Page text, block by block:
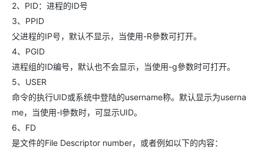
2、PID：进程的ID号
3、PPID
父进程的IP号，默认不显示，当使用-R參数可打开。
4、PGID
进程组的ID编号，默认也不会显示，当使用-g參数时可打开。
5、USER
命令的执行UID或系统中登陆的username称。默认显示为userna
me，当使用-l參数时，可显示UID。
6、FD
是文件的File Descriptor number，或者例如以下的内容：